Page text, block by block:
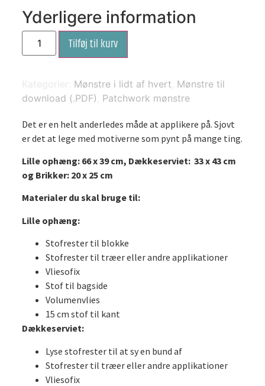
Yderligere information
Nøgne
træer,
ribbede
åbne
hjerter
-
til
DOWNLOAD
antal
Tilføj til kurv
Kategorier: Mønstre i lidt af hvert Mønstre til
download (.PDF) Patchwork mønstre
Det er en helt anderledes måde at applikere på. Sjovt
er det at lege med motiverne som pynt på mange ting.
Lille ophæng: 66 x 39 cm, Dækkeserviet: 33 x 43 cm
og Brikker: 20 x 25 cm
Materialer du skal bruge til:
Lille ophæng:
Stofrester til blokke
Stofrester til træer eller andre applikationer
Vliesofix
Stof til bagside
Volumenvlies
15 cm stof til kant
Dækkeserviet:
Lyse stofrester til at sy en bund af
Stofrester til træer eller andre applikationer
Vliesofix